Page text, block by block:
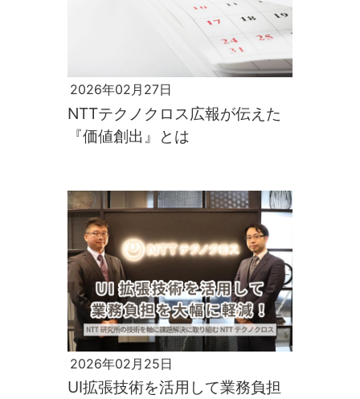
2026年02月27日
NTTテクノクロス広報が伝えた
『価値創出』とは
2026年02月25日
UI拡張技術を活用して業務負担